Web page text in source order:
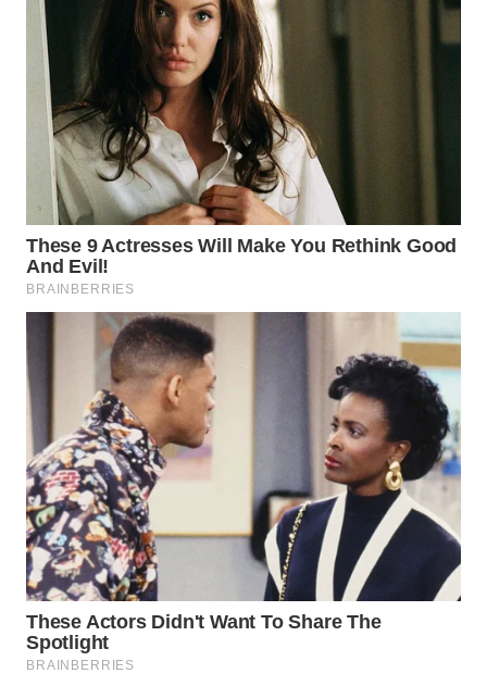
PRIANGAN
TIMUR
WN
SEMARANG
WN
SOLO
WN
BOROBUDUR
MADURA
WN
SURABAYA
WN
NATUNA
WN
BINTAN